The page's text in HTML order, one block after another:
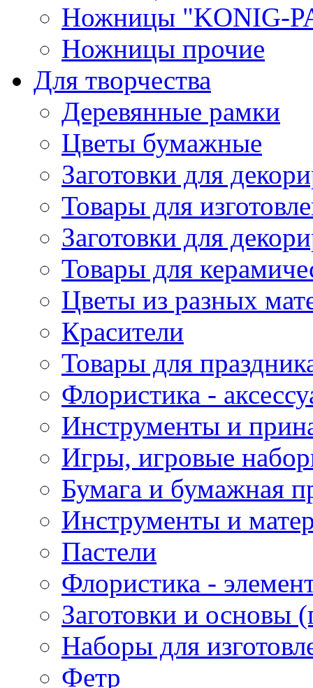
Ножницы "KONIG-
Ножницы прочие
Для творчества
Деревянные рамки
Цветы бумажные
Заготовки для
Товары для
Заготовки для
Товары для
Цветы из разных
Красители
Товары для
Флористика -
Инструменты и
Игры, игровые
Бумага и бумажная
Инструменты и
Пастели
Флористика -
Заготовки и основы
Наборы для
Фетр